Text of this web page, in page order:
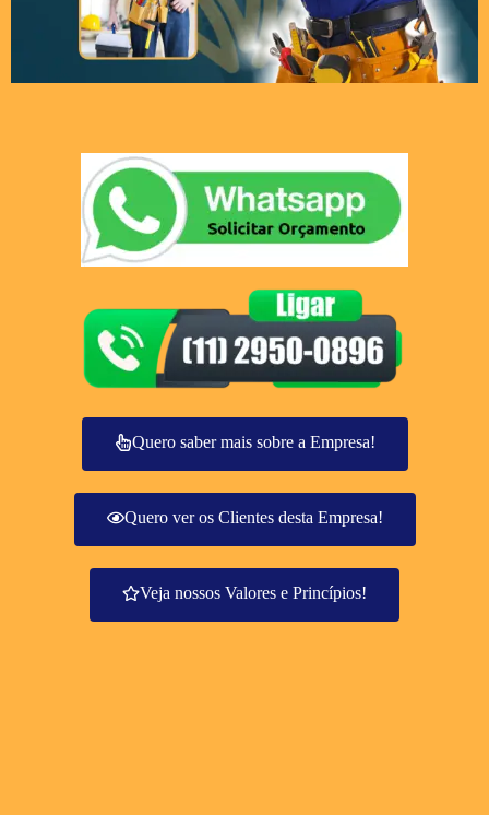
Quero saber mais sobre a Empresa!
Quero ver os Clientes desta Empresa!
Veja nossos Valores e Princípios!